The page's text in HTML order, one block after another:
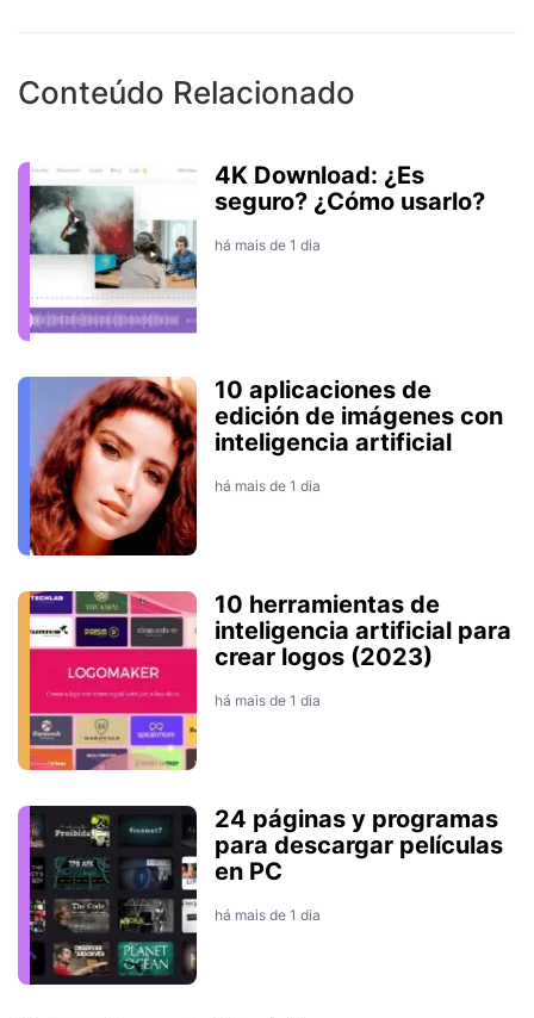
Conteúdo Relacionado
4K Download: ¿Es
seguro? ¿Cómo usarlo?
há mais de 1 dia
10 aplicaciones de
edición de imágenes con
inteligencia artificial
há mais de 1 dia
10 herramientas de
inteligencia artificial para
crear logos (2023)
há mais de 1 dia
24 páginas y programas
para descargar películas
en PC
há mais de 1 dia